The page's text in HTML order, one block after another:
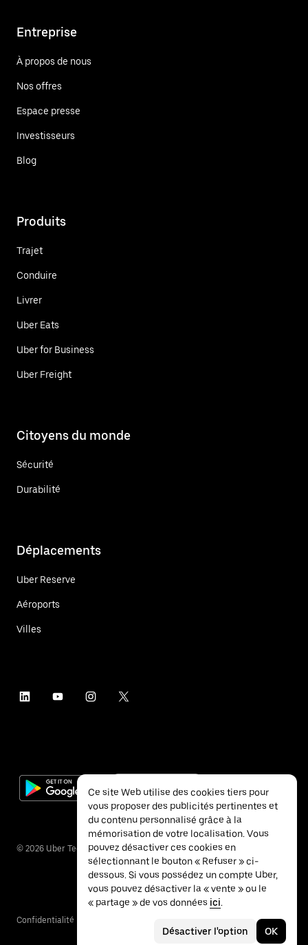
Entreprise
À propos de nous
Nos offres
Espace presse
Investisseurs
Blog
Produits
Trajet
Conduire
Livrer
Uber Eats
Uber for Business
Uber Freight
Citoyens du monde
Sécurité
Durabilité
Déplacements
Uber Reserve
Aéroports
Villes
© 2026 Uber Technologies Inc.
Confidentialité
Ce site Web utilise des cookies tiers pour
vous proposer des publicités pertinentes et
du contenu personnalisé grâce à la
mémorisation de votre localisation. Vous
pouvez désactiver ces cookies en
sélectionnant le bouton « Refuser » ci-
dessous. Si vous possédez un compte Uber,
vous pouvez désactiver la « vente » ou le
« partage » de vos données ici.
Désactiver l'option OK